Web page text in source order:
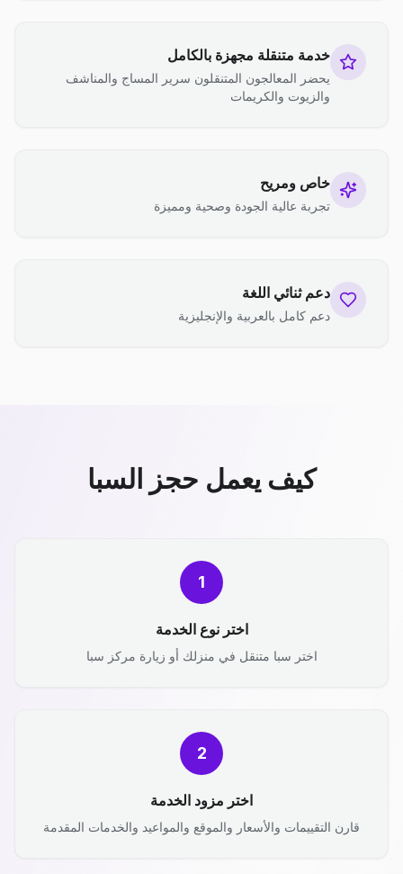
خدمة متنقلة مجهزة بالكامل
يحضر المعالجون المتنقلون سرير المساج والمناشف
والزيوت والكريمات
خاص ومريح
تجربة عالية الجودة وصحية ومميزة
دعم ثنائي اللغة
دعم كامل بالعربية والإنجليزية
كيف يعمل حجز السبا
1
اختر نوع الخدمة
اختر سبا متنقل في منزلك أو زيارة مركز سبا
2
اختر مزود الخدمة
قارن التقييمات والأسعار والموقع والمواعيد والخدمات المقدمة